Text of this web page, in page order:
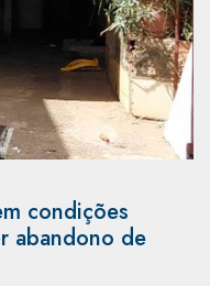
condições
abandono de